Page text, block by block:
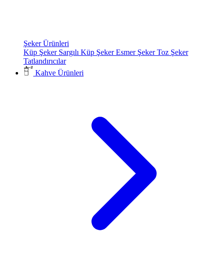
Şeker Ürünleri
Küp Şeker Sargılı Küp ŞekerEsmer ŞekerToz Şeker
Tatlandırıcılar
Kahve Ürünleri